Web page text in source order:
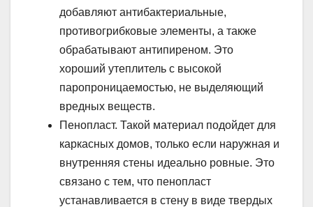
добавляют антибактериальные,
противогрибковые элементы, а также
обрабатывают антипиреном. Это
хороший утеплитель с высокой
паропроницаемостью, не выделяющий
вредных веществ.
Пенопласт. Такой материал подойдет для
каркасных домов, только если наружная и
внутренняя стены идеально ровные. Это
связано с тем, что пенопласт
устанавливается в стену в виде твердых